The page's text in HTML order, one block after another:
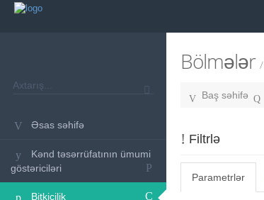
Əsas səhifə
Kənd təsərrüfatının ümumi
göstəriciləri
Bitkiçilik
Bölmələr
Baş səhifə
Filtrlə
Parametrlər